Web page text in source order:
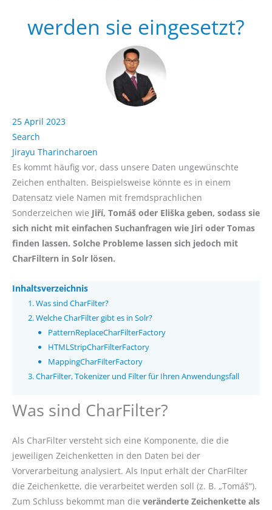
werden sie eingesetzt?
25 April 2023
Search
Jirayu Tharincharoen
Es kommt häufig vor, dass unsere Daten ungewünschte
Zeichen enthalten. Beispielsweise könnte es in einem
Datensatz viele Namen mit fremdsprachlichen
Sonderzeichen wie Jiří, Tomáš oder Eliška geben, sodass sie
sich nicht mit einfachen Suchanfragen wie Jiri oder Tomas
finden lassen. Solche Probleme lassen sich jedoch mit
CharFiltern in Solr lösen.
Inhaltsverzeichnis
Was sind CharFilter?
Welche CharFilter gibt es in Solr?
PatternReplaceCharFilterFactory
HTMLStripCharFilterFactory
MappingCharFilterFactory
CharFilter, Tokenizer und Filter für Ihren Anwendungsfall
Was sind CharFilter?
Als CharFilter versteht sich eine Komponente, die die
jeweiligen Zeichenketten in den Daten bei der
Vorverarbeitung analysiert. Als Input erhält der CharFilter
die Zeichenkette, die verarbeitet werden soll (z. B. „Tomáš“).
Zum Schluss bekommt man die veränderte Zeichenkette als